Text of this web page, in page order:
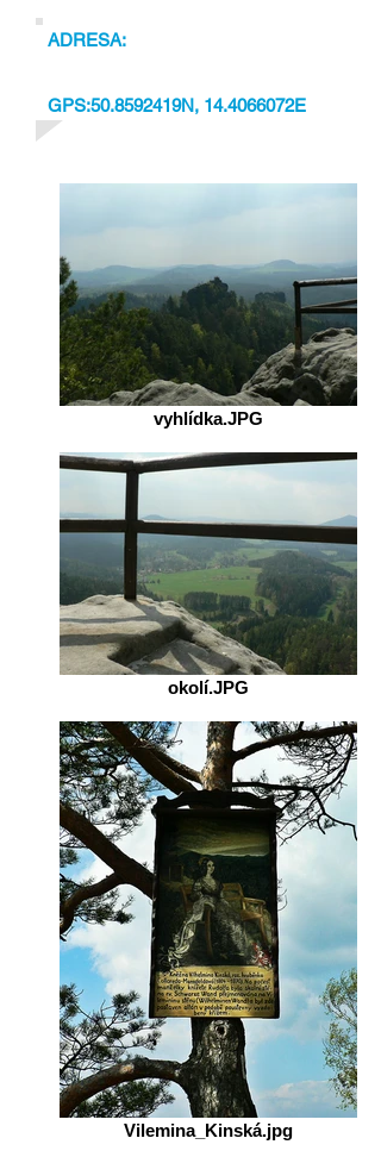
ADRESA:
GPS:50.8592419N, 14.4066072E
vyhlídka.JPG
okolí.JPG
Vilemina_Kinská.jpg